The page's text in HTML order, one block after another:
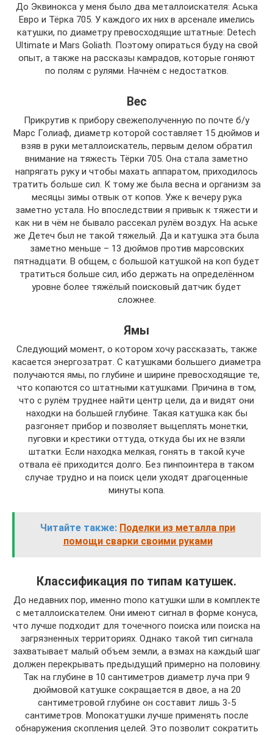
До Эквинокса у меня было два металлоискателя: Аська
Евро и Тёрка 705. У каждого их них в арсенале имелись
катушки, по диаметру превосходящие штатные: Detech
Ultimate и Mars Goliath. Поэтому опираться буду на свой
опыт, а также на рассказы камрадов, которые гоняют
по полям с рулями. Начнём с недостатков.
Вес
Прикрутив к прибору свежеполученную по почте б/у
Марс Голиаф, диаметр которой составляет 15 дюймов и
взяв в руки металлоискатель, первым делом обратил
внимание на тяжесть Тёрки 705. Она стала заметно
напрягать руку и чтобы махать аппаратом, приходилось
тратить больше сил. К тому же была весна и организм за
месяцы зимы отвык от копов. Уже к вечеру рука
заметно устала. Но впоследствии я привык к тяжести и
как ни в чём не бывало рассекал рулём воздух. На аське
же Детеч был не такой тяжелый. Да и катушка эта была
заметно меньше – 13 дюймов против марсовских
пятнадцати. В общем, с большой катушкой на коп будет
тратиться больше сил, ибо держать на определённом
уровне более тяжёлый поисковый датчик будет
сложнее.
Ямы
Следующий момент, о котором хочу рассказать, также
касается энергозатрат. С катушками большего диаметра
получаются ямы, по глубине и ширине превосходящие те,
что копаются со штатными катушками. Причина в том,
что с рулём труднее найти центр цели, да и видят они
находки на большей глубине. Такая катушка как бы
разгоняет прибор и позволяет выцеплять монетки,
пуговки и крестики оттуда, откуда бы их не взяли
штатки. Если находка мелкая, гонять в такой куче
отвала её приходится долго. Без пинпоинтера в таком
случае трудно и на поиск цели уходят драгоценные
минуты копа.
Читайте также: Поделки из металла при
помощи сварки своими руками
Классификация по типам катушек.
До недавних пор, именно mono катушки шли в комплекте
с металлоискателем. Они имеют сигнал в форме конуса,
что лучше подходит для точечного поиска или поиска на
загрязненных территориях. Однако такой тип сигнала
захватывает малый объем земли, а взмах на каждый шаг
должен перекрывать предыдущий примерно на половину.
Так на глубине в 10 сантиметров диаметр луча при 9
дюймовой катушке сокращается в двое, а на 20
сантиметровой глубине он составит лишь 3-5
сантиметров. Monoкатушки лучше применять после
обнаружения скопления целей. Это позволит сократить